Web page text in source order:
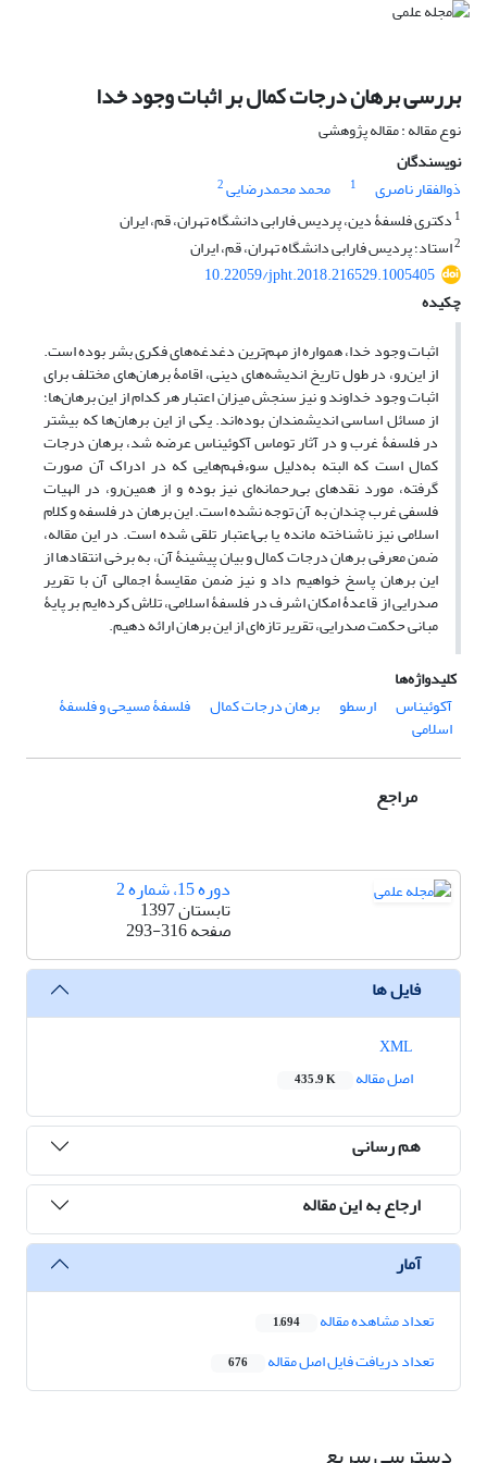
بررسی برهان درجات کمال بر اثبات وجود خدا
نوع مقاله : مقاله پژوهشی
نویسندگان
ذوالفقار ناصری
1 محمد محمدرضایی2
1 دکتری فلسفۀ دین، پردیس فارابی دانشگاه تهران، قم، ایران
2استاد؛ پردیس فارابی دانشگاه تهران، قم، ایران
10.22059/jpht.2018.216529.1005405
چکیده
اثبات وجود خدا، همواره از مهم‌ترین دغدغه‌های فکری بشر بوده است.
از این‌رو، در طول تاریخ اندیشه‌های دینی، اقامۀ برهان‌های مختلف برای
اثبات وجود خداوند و نیز سنجش میزان اعتبار هر کدام از این برهان‌ها؛
از مسائل اساسی اندیشمندان بوده‌اند. یکی از این برهان‌ها که بیشتر
در فلسفۀ غرب و در آثار توماس آکوئیناس عرضه شد، برهان درجات
کمال است که البته به‌دلیل سوءفهم‌هایی که در ادراک آن صورت
گرفته، مورد نقدهای بی‌رحمانه‌ای نیز بوده و از همین‌رو، در الهیات
فلسفی غرب چندان به آن توجه نشده است. این برهان در فلسفه و کلام
اسلامی نیز ناشناخته مانده یا بی‌اعتبار تلقی شده است. در این مقاله،
ضمن معرفی برهان درجات کمال و بیان پیشینۀ آن، به برخی انتقادها از
این برهان پاسخ خواهیم داد و نیز ضمن مقایسۀ اجمالی آن با تقریر
صدرایی از قاعدۀ امکان اشرف در فلسفۀ اسلامی، تلاش کرده‌ایم بر پایۀ
مبانی حکمت صدرایی، تقریر تازه‌ای از این برهان ارائه دهیم.
کلیدواژه‌ها
آکوئیناس
ارسطو برهان درجات کمال فلسفۀ مسیحی و فلسفۀ
اسلامی
مراجع
دوره 15، شماره 2
تابستان 1397
صفحه293-316
فایل ها
اصل مقاله
435.9 K
هم رسانی
ارجاع به این مقاله
آمار
تعداد مشاهده مقاله 1,694
تعداد دریافت فایل اصل مقاله 676